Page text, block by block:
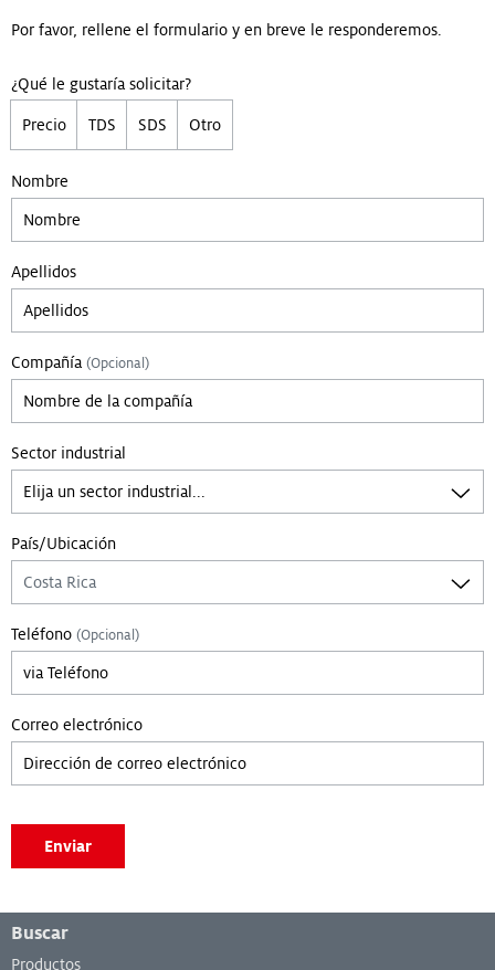
Por favor, rellene el formulario y en breve le responderemos.
¿Qué le gustaría solicitar?
Precio TDS SDS Otro
Nombre
Apellidos
Compañía (Opcional)
Sector industrial
País/Ubicación
Teléfono (Opcional)
Correo electrónico
Enviar
Buscar
Productos